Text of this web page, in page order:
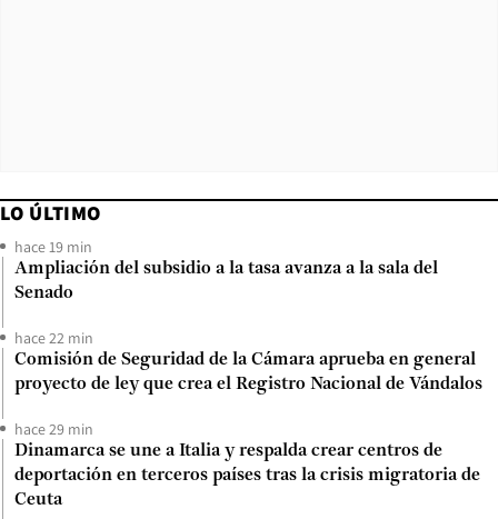
LO ÚLTIMO
hace 19 min
Ampliación del subsidio a la tasa avanza a la sala del
Senado
hace 22 min
Comisión de Seguridad de la Cámara aprueba en general
proyecto de ley que crea el Registro Nacional de Vándalos
hace 29 min
Dinamarca se une a Italia y respalda crear centros de
deportación en terceros países tras la crisis migratoria de
Ceuta